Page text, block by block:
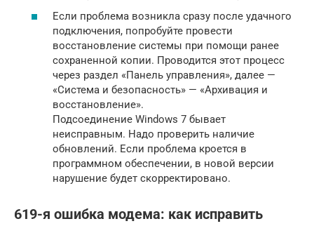
Если проблема возникла сразу после удачного
подключения, попробуйте провести
восстановление системы при помощи ранее
сохраненной копии. Проводится этот процесс
через раздел «Панель управления», далее —
«Система и безопасность» — «Архивация и
восстановление».
Подсоединение Windows 7 бывает
неисправным. Надо проверить наличие
обновлений. Если проблема кроется в
программном обеспечении, в новой версии
нарушение будет скорректировано.
619-я ошибка модема: как исправить